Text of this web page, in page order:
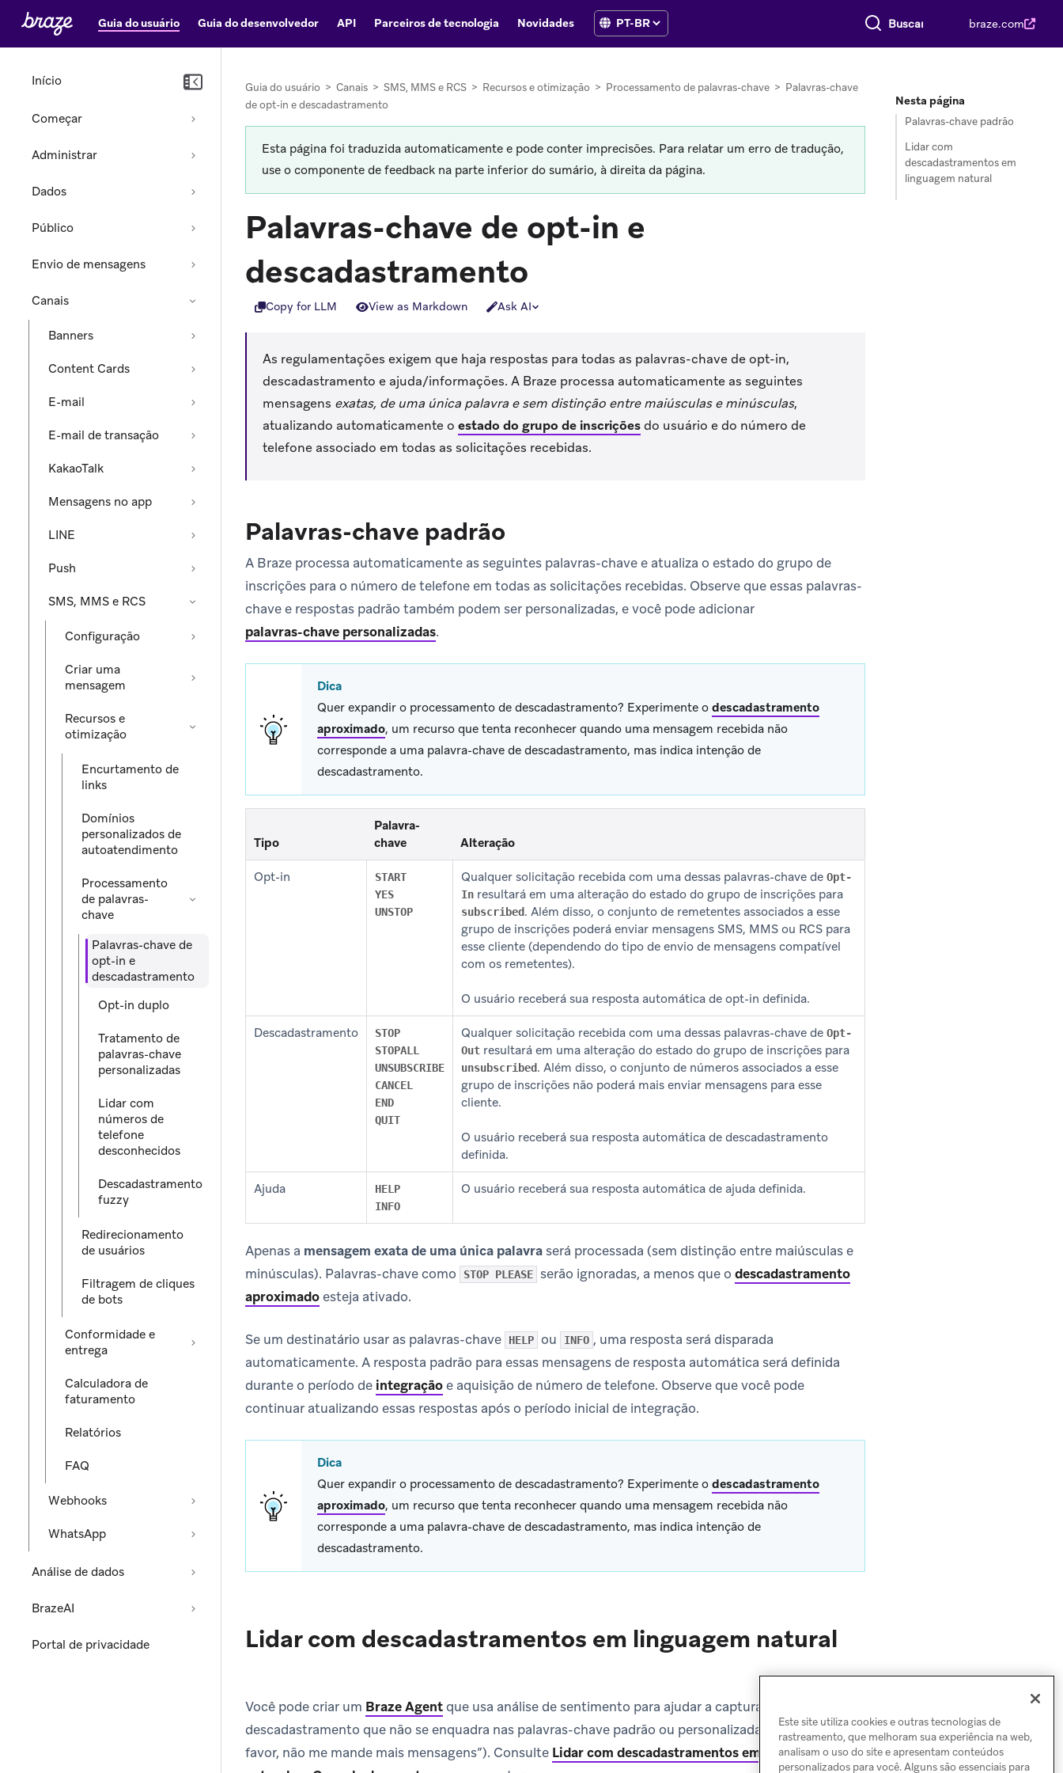
Guia do usuário Guia do desenvolvedor API Parceiros de tecnologia Novidades Buscar tudo braze.com
Início
Começar
Administrar
Dados
Público
Envio de mensagens
Canais
Banners
Content Cards
E-mail
E-mail de transação
KakaoTalk
Mensagens no app
LINE
Push
SMS, MMS e RCS
Configuração
Criar uma
mensagem
Recursos e
otimização
Encurtamento de
links
Domínios
personalizados de
autoatendimento
Processamento
de palavras-
chave
Palavras-chave de
opt-in e
descadastramento
Opt-in duplo
Tratamento de
palavras-chave
personalizadas
Lidar com
números de
telefone
desconhecidos
Descadastramento
fuzzy
Redirecionamento
de usuários
Filtragem de cliques
de bots
Conformidade e
entrega
Calculadora de
faturamento
Relatórios
FAQ
Webhooks
WhatsApp
Análise de dados
BrazeAI
Portal de privacidade
Guia do usuário > Canais > SMS, MMS e RCS > Recursos e otimização > Processamento de palavras-chave > Palavras-chave
de opt-in e descadastramento
Esta página foi traduzida automaticamente e pode conter imprecisões. Para relatar um erro de tradução,
use o componente de feedback na parte inferior do sumário, à direita da página.
Palavras-chave de opt-in e
descadastramento
Copy for LLM View as Markdown Ask AI
As regulamentações exigem que haja respostas para todas as palavras-chave de opt-in,
descadastramento e ajuda/informações. A Braze processa automaticamente as seguintes
mensagens exatas, de uma única palavra e sem distinção entre maiúsculas e minúsculas,
atualizando automaticamente o estado do grupo de inscriçõesdo usuário e do número de
telefone associado em todas as solicitações recebidas.
Palavras-chave padrão
A Braze processa automaticamente as seguintes palavras-chave e atualiza o estado do grupo de
inscrições para o número de telefone em todas as solicitações recebidas. Observe que essas palavras-
chave e respostas padrão também podem ser personalizadas, e você pode adicionar
palavras-chave personalizadas.
Dica
Quer expandir o processamento de descadastramento? Experimente o descadastramento
aproximado, um recurso que tenta reconhecer quando uma mensagem recebida não
corresponde a uma palavra-chave de descadastramento, mas indica intenção de
descadastramento.
Tipo
Palavra-
chave
Alteração
Opt-in
START
YES
UNSTOP
Qualquer solicitação recebida com uma dessas palavras-chave de Opt-
In resultará em uma alteração do estado do grupo de inscrições para
subscribed. Além disso, o conjunto de remetentes associados a esse
grupo de inscrições poderá enviar mensagens SMS, MMS ou RCS para
esse cliente (dependendo do tipo de envio de mensagens compatível
com os remetentes).
O usuário receberá sua resposta automática de opt-in definida.
Descadastramento
STOP
STOPALL
UNSUBSCRIBE
CANCEL
END
QUIT
Qualquer solicitação recebida com uma dessas palavras-chave de Opt-
Out resultará em uma alteração do estado do grupo de inscrições para
unsubscribed. Além disso, o conjunto de números associados a esse
grupo de inscrições não poderá mais enviar mensagens para esse
cliente.
O usuário receberá sua resposta automática de descadastramento
definida.
Ajuda
HELP
INFO
O usuário receberá sua resposta automática de ajuda definida.
Apenas a mensagem exata de uma única palavraserá processada (sem distinção entre maiúsculas e
minúsculas). Palavras-chave como
STOP PLEASE serão ignoradas, a menos que o descadastramento
aproximadoesteja ativado.
Se um destinatário usar as palavras-chave HELP ou INFO , uma resposta será disparada
automaticamente. A resposta padrão para essas mensagens de resposta automática será definida
durante o período de integraçãoe aquisição de número de telefone. Observe que você pode
continuar atualizando essas respostas após o período inicial de integração.
Dica
Quer expandir o processamento de descadastramento? Experimente o descadastramento
aproximado, um recurso que tenta reconhecer quando uma mensagem recebida não
corresponde a uma palavra-chave de descadastramento, mas indica intenção de
descadastramento.
Lidar com descadastramentos em linguagem natural
Você pode criar um Braze Agentque usa análise de sentimento para ajudar a capturar a intenção de
descadastramento que não se enquadra nas palavras-chave padrão ou personalizadas (como “Por
favor, não me mande mais mensagens”). Consulte Lidar com descadastramentos em linguagem
Nesta página
Palavras-chave padrão
Lidar com
descadastramentos em
linguagem natural
Este site utiliza cookies e outras tecnologias de
rastreamento, que melhoram sua experiência na web,
analisam o uso do site e apresentam conteúdos
personalizados para você. Alguns são essenciais para